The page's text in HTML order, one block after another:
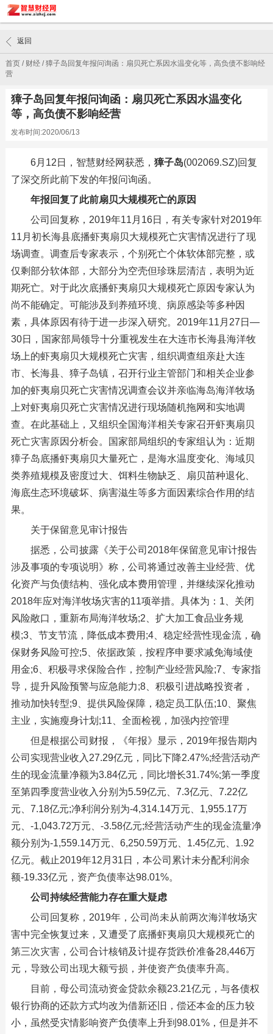
首页/ 财经/獐子岛回复年报问询函：扇贝死亡系因水温变化等，高负债不影响经
营
返回
獐子岛回复年报问询函：扇贝死亡系因水温变化
等，高负债不影响经营
发布时间:2020/06/13
6月12日，智慧财经网获悉， 獐子岛(002069.SZ)回复
了深交所此前下发的年报问询函。
年报回复了此前扇贝大规模死亡的原因
公司回复称，2019年11月16日，有关专家针对2019年
11月初长海县底播虾夷扇贝大规模死亡灾害情况进行了现
场调查。调查后专家表示，个别死亡个体软体部完整，或
仅剩部分软体部，大部分为空壳但珍珠层清洁，表明为近
期死亡。对于此次底播虾夷扇贝大规模死亡原因专家认为
尚不能确定。可能涉及到养殖环境、病原感染等多种因
素，具体原因有待于进一步深入研究。2019年11月27日—
30日，国家部局领导十分重视发生在大连市长海县海洋牧
场上的虾夷扇贝大规模死亡灾害，组织调查组亲赴大连
市、长海县、獐子岛镇，召开行业主管部门和相关企业参
加的虾夷扇贝死亡灾害情况调查会议并亲临海岛海洋牧场
上对虾夷扇贝死亡灾害情况进行现场随机拖网和实地调
查。在此基础上，又组织全国海洋相关专家召开虾夷扇贝
死亡灾害原因分析会。国家部局组织的专家组认为：近期
獐子岛底播虾夷扇贝大量死亡，是海水温度变化、海域贝
类养殖规模及密度过大、饵料生物缺乏、扇贝苗种退化、
海底生态环境破坏、病害滋生等多方面因素综合作用的结
果。
关于保留意见审计报告
据悉，公司披露《关于公司2018年保留意见审计报告
涉及事项的专项说明》称，公司将通过改善主业经营、优
化资产与负债结构、强化成本费用管理，并继续深化推动
2018年应对海洋牧场灾害的11项举措。具体为：1、关闭
风险敞口，重新布局海洋牧场;2、扩大加工食品业务规
模;3、节支节流，降低成本费用;4、稳定经营性现金流，确
保财务风险可控;5、依据政策，按程序申要求减免海域使
用金;6、积极寻求保险合作，控制产业经营风险;7、专家指
导，提升风险预警与应急能力;8、积极引进战略投资者，
推动加快转型;9、提供风险保障，稳定员工队伍;10、聚焦
主业，实施瘦身计划;11、全面检视，加强内控管理
但是根据公司财报，《年报》显示，2019年报告期内
公司实现营业收入27.29亿元，同比下降2.47%;经营活动产
生的现金流量净额为3.84亿元，同比增长31.74%;第一季度
至第四季度营业收入分别为5.59亿元、7.3亿元、7.22亿
元、7.18亿元;净利润分别为-4,314.14万元、1,955.17万
元、-1,043.72万元、-3.58亿元;经营活动产生的现金流量净
额分别为-1,559.14万元、6,250.59万元、1.45亿元、1.92
亿元。截止2019年12月31日，本公司累计未分配利润余
额-19.33亿元，资产负债率达98.01%。
公司持续经营能力存在重大疑虑
公司回复称，2019年，公司尚未从前两次海洋牧场灾
害中完全恢复过来，又遭受了底播虾夷扇贝大规模死亡的
第三次灾害，公司合计核销及计提存货跌价准备28,446万
元，导致公司出现大额亏损，并使资产负债率升高。
目前，母公司流动资金贷款余额23.21亿元，与各债权
银行协商的还款方式均改为借新还旧，偿还本金的压力较
小，虽然受灾情影响资产负债率上升到98.01%，但是并不